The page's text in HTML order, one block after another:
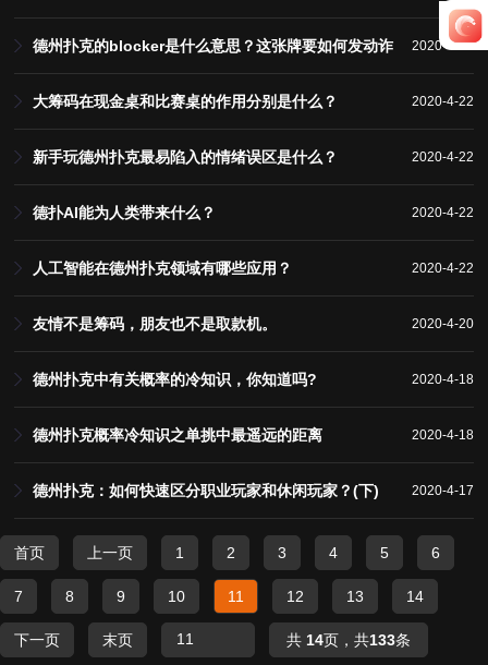
2020-4-22
德州扑克的blocker是什么意思？这张牌要如何发动诈
唬？ 2020-4-22
大筹码在现金桌和比赛桌的作用分别是什么？
2020-4-22
新手玩德州扑克最易陷入的情绪误区是什么？
2020-4-22
德扑AI能为人类带来什么？
2020-4-22
人工智能在德州扑克领域有哪些应用？
2020-4-20
友情不是筹码，朋友也不是取款机。
2020-4-18
德州扑克中有关概率的冷知识，你知道吗?
2020-4-18
德州扑克概率冷知识之单挑中最遥远的距离
2020-4-17
德州扑克：如何快速区分职业玩家和休闲玩家？(下)
首页 上一页 1 2 3 4 5 6
7 8 9 10 11 12 13 14
下一页 末页 共 14页，共133条